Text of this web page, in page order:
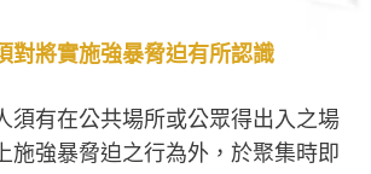
對將實施強暴脅迫有所認識
須有在公共場所或公眾得出入之場
施強暴脅迫之行為外，於聚集時即